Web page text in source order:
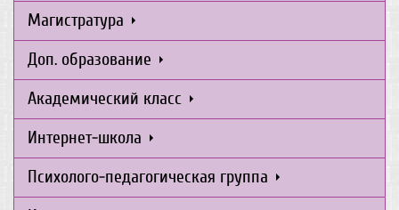
Магистратура
Доп. образование
Академический класс
Интернет-школа
Психолого-педагогическая группа